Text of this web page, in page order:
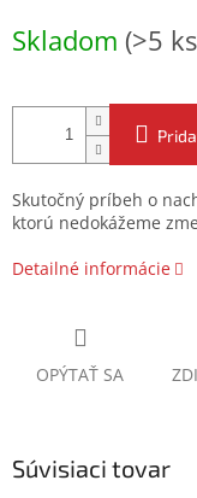
cena:
Skladom (>5
Skutočný príbeh o
ktorú nedokážeme
Detailné informácie
OPÝTAŤ SA
Súvisiaci tovar